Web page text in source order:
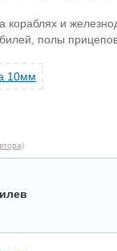
кораблях и
полы